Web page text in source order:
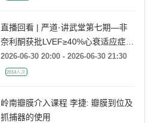
直播回看 | 严道·讲武堂第七期—非
奈利酮获批LVEF≥40%心衰适应症，
临床到底怎么用？
2026-06-30 20:00 - 2026-06-30 21:30
2014人次
岭南瓣膜介入课程 李捷: 瓣膜到位及
抓捕器的使用